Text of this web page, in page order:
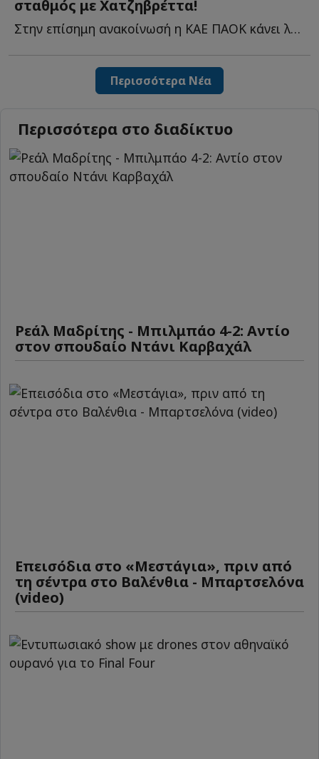
σταθμός με Χατζηβρέττα!
Στην επίσημη ανακοίνωσή η ΚΑΕ ΠΑΟΚ κάνει λόγο για μία σ...
Περισσότερα Νέα
Περισσότερα στο διαδίκτυο
Ρεάλ Μαδρίτης - Μπιλμπάο 4-2: Αντίο
στον σπουδαίο Ντάνι Καρβαχάλ
Επεισόδια στο «Μεστάγια», πριν από
τη σέντρα στο Βαλένθια - Μπαρτσελόνα
(video)